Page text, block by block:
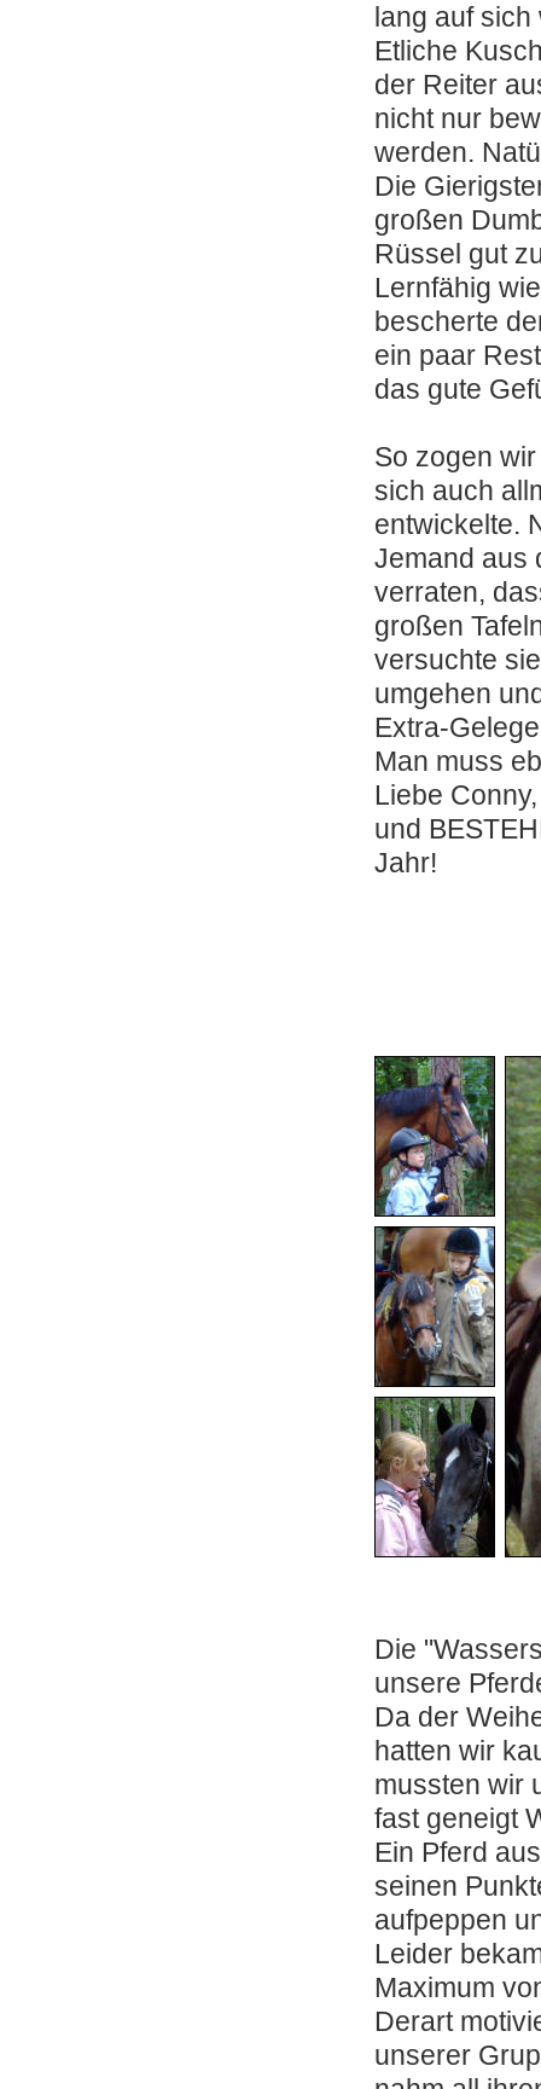
lang auf sich
Etliche
der Reiter
nicht nur
werden.
Die
großen
Rüssel gut
Lernfähig
bescherte
ein paar
das gute
So zogen
sich auch
entwickelte.
Jemand aus
verraten,
großen
versuchte
umgehen
Extra-
Man muss
Liebe
und
Jahr!
Die
unsere
Da der
hatten wir
mussten wir
fast geneigt
Ein Pferd
seinen
aufpeppen
Leider
Maximum
Derart
unserer